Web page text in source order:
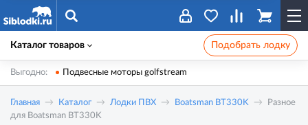
Каталог товаров Подобрать лодку
Выгодно: Подвесные моторы golfstream
Главная Каталог Лодки ПВХ Boatsman BT330K
Разное
для Boatsman BT330K